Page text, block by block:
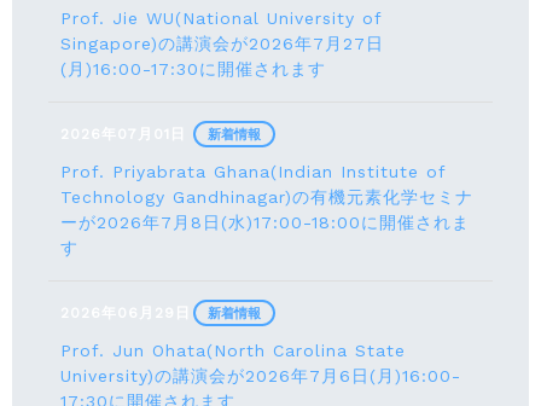
Prof. Jie WU(National University of
Singapore)の講演会が2026年7月27日
(月)16:00-17:30に開催されます
2026年07月01日
Prof. Priyabrata Ghana(Indian Institute of
Technology Gandhinagar)の有機元素化学セミナ
ーが2026年7月8日(水)17:00-18:00に開催されま
す
新着情報
2026年06月29日
Prof. Jun Ohata(North Carolina State
University)の講演会が2026年7月6日(月)16:00-
17:30に開催されます
新着情報